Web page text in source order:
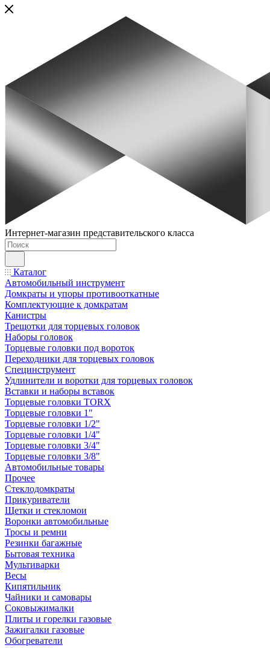
Интернет-магазин представительского класса
Каталог
Автомобильный инструмент
Домкраты и упоры противооткатные
Комплектующие к домкратам
Канистры
Трещотки для торцевых головок
Наборы головок
Торцевые головки под вороток
Переходники для торцевых головок
Специнструмент
Удлинители и воротки для торцевых головок
Вставки и наборы вставок
Торцевые головки TORX
Торцевые головки 1"
Торцевые головки 1/2"
Торцевые головки 1/4"
Торцевые головки 3/4"
Торцевые головки 3/8"
Автомобильные товары
Прочее
Стеклодомкраты
Прикуриватели
Щетки и стекломои
Воронки автомобильные
Тросы и ремни
Резинки багажные
Бытовая техника
Мультиварки
Весы
Кипятильник
Чайники и самовары
Соковыжималки
Плиты и горелки газовые
Зажигалки газовые
Обогреватели